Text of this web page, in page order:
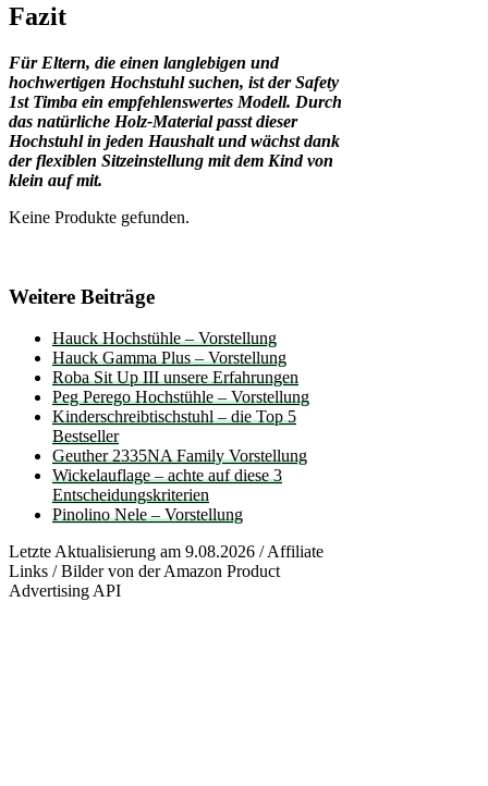
Fazit
Für Eltern, die einen langlebigen und
hochwertigen Hochstuhl suchen, ist der Safety
1st Timba ein empfehlenswertes Modell. Durch
das natürliche Holz-Material passt dieser
Hochstuhl in jeden Haushalt und wächst dank
der flexiblen Sitzeinstellung mit dem Kind von
klein auf mit.
Keine Produkte gefunden.
Weitere Beiträge
Hauck Hochstühle – Vorstellung
Hauck Gamma Plus – Vorstellung
Roba Sit Up III unsere Erfahrungen
Peg Perego Hochstühle – Vorstellung
Kinderschreibtischstuhl – die Top 5
Bestseller
Geuther 2335NA Family Vorstellung
Wickelauflage – achte auf diese 3
Entscheidungskriterien
Pinolino Nele – Vorstellung
Letzte Aktualisierung am 9.08.2026 / Affiliate
Links / Bilder von der Amazon Product
Advertising API